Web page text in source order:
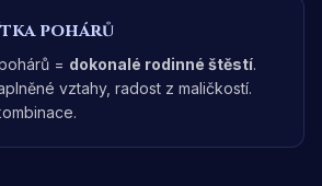
pohárů
= dokonalé rodinné štěstí.
vztahy, radost z maličkostí.